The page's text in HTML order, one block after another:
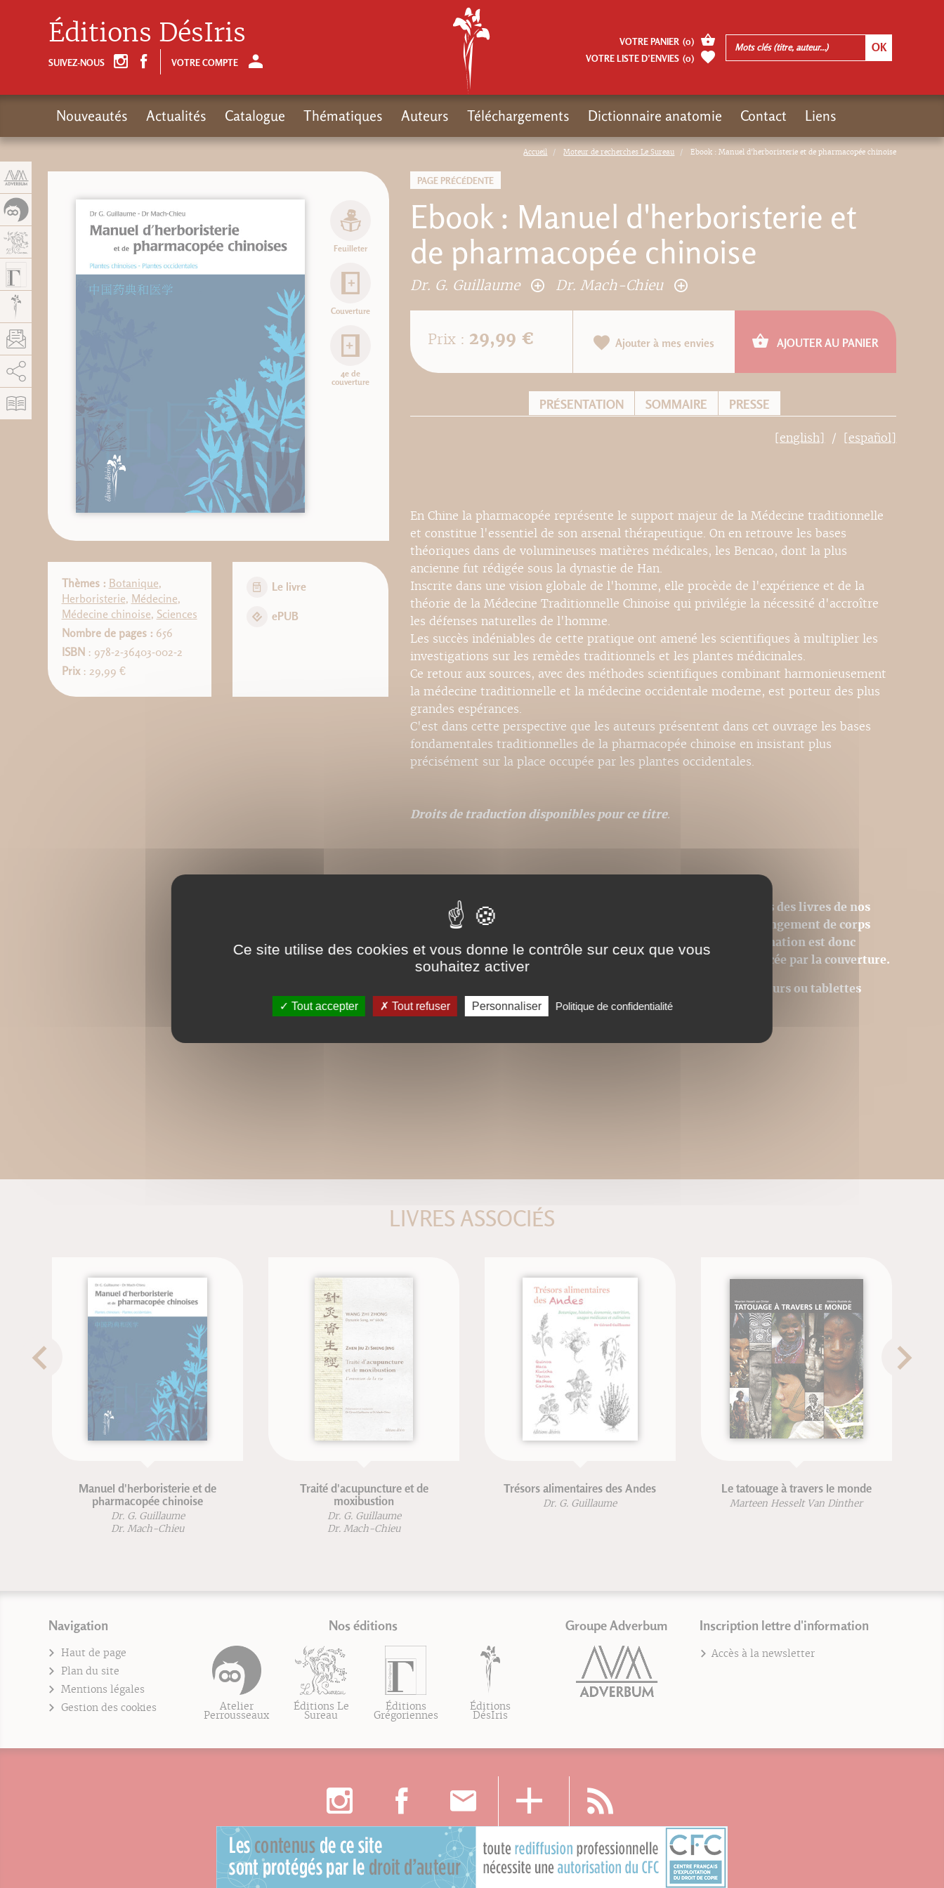
Accueil Moteur de recherches Le Sureau Ebook : Manuel d'herboristerie et de pharmacopée chinoise
PAGE PRÉCÉDENTE
Ebook : Manuel d'herboristerie et
de pharmacopée chinoise
Dr. G. Guillaume Dr. Mach-Chieu
Feuilleter
Couverture
4e de
couverture
Thèmes : Botanique,
Herboristerie, Médecine,
Médecine chinoise, Sciences
Nombre de pages : 656
ISBN : 978-2-36403-002-2
Prix: 29,99 €
Le livre
ePUB
Prix : 29,99 € Ajouter à mes envies AJOUTER AU PANIER
PRÉSENTATION SOMMAIRE PRESSE
[english] [español]
En Chine la pharmacopée représente le support majeur de la Médecine traditionnelle
et constitue l'essentiel de son arsenal thérapeutique. On en retrouve les bases
théoriques dans de volumineuses matières médicales, les Bencao, dont la plus
ancienne fut rédigée sous la dynastie de Han.
Inscrite dans une vision globale de l'homme, elle procède de l'expérience et de la
théorie de la Médecine Traditionnelle Chinoise qui privilégie la nécessité d'accroître
les défenses naturelles de l'homme.
Les succès indéniables de cette pratique ont amené les scientifiques à multiplier les
investigations sur les remèdes traditionnels et les plantes médicinales.
Ce retour aux sources, avec des méthodes scientifiques combinant harmonieusement
la médecine traditionnelle et la médecine occidentale moderne, est porteur des plus
grandes espérances.
C'est dans cette perspective que les auteurs présentent dans cet ouvrage les bases
fondamentales traditionnelles de la pharmacopée chinoise en insistant plus
précisément sur la place occupée par les plantes occidentales.
Droits de traduction disponibles pour ce titre.
Nos ebooks sont des versions PDF homothétiques des livres de nos
catalogues. Ils ne sont donc pas modifiables (changement de corps
pour la police, modification des images). La pagination est donc
respectée et la première page du livre est remplacée par la couverture.
Ce format peut être lu par le logiciel Acrobat © sur des ordinateurs ou tablettes
tactiles de type iPad, Archos, Asus ou autres.
LIVRES ASSOCIÉS
Manuel d'herboristerie et de
pharmacopée chinoise
Dr. G. Guillaume
Dr. Mach-Chieu
Traité d'acupuncture et de
moxibustion
Dr. G. Guillaume
Dr. Mach-Chieu
Trésors alimentaires des Andes
Dr. G. Guillaume
Le tatouage à travers le monde
Marteen Hesselt Van Dinther
Navigation
Haut de page
Plan du site
Mentions légales
Gestion des cookies
Nos éditions
Atelier
Perrousseaux
Éditions Le
Sureau
Éditions
Grégoriennes
Éditions
DésIris
Groupe Adverbum Inscription lettre d'information
Accès à la newsletter
Éditions DésIris
SUIVEZ-NOUS VOTRE COMPTE
VOTRE PANIER (0)
VOTRE LISTE D’ENVIES (0)
Nouveautés Actualités Catalogue Thématiques Auteurs Téléchargements Dictionnaire anatomie Contact Liens
Ce site utilise des cookies et vous donne le contrôle sur ceux que vous
souhaitez activer
Tout accepter Tout refuser Personnaliser Politique de confidentialité